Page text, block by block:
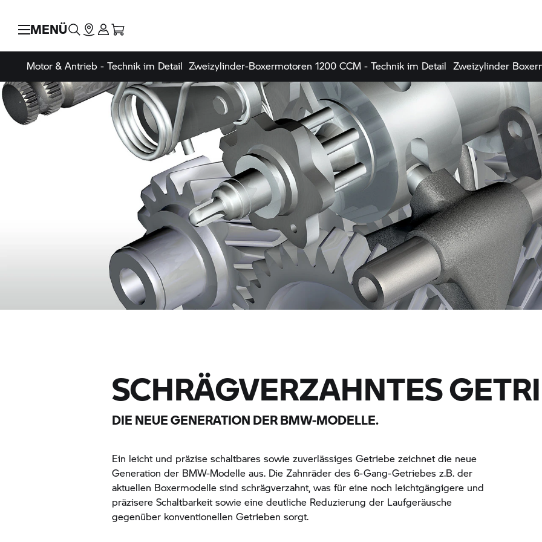
MENÜ
Motor & Antrieb - Technik im Detail Zweizylinder-Boxermotoren 1200 CCM - Technik im Detail Zweizylinder
SCHRÄGVERZAHNTES
DIE NEUE GENERATION DER BMW-MODELLE.
Ein leicht und präzise schaltbares sowie zuverlässiges Getriebe zeichnet die neue
Generation der BMW-Modelle aus. Die Zahnräder des 6-Gang-Getriebes z.B. der
aktuellen Boxermodelle sind schrägverzahnt, was für eine noch leichtgängigere und
präzisere Schaltbarkeit sowie eine deutliche Reduzierung der Laufgeräusche
gegenüber konventionellen Getrieben sorgt.